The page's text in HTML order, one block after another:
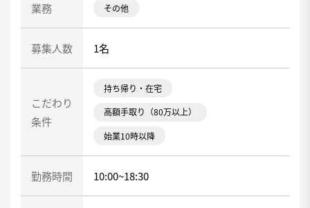
業務 その他
募集人数 1名
こだわり
条件
持ち帰り・在宅
高額手取り（80万以上）
始業10時以降
勤務時間 10:00~18:30